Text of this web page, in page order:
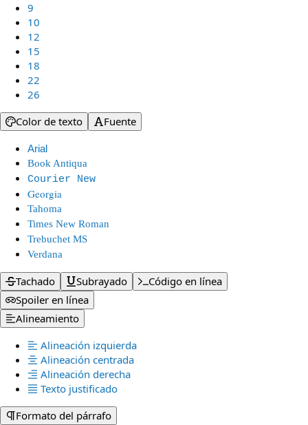
9
10
12
15
18
22
26
Color de texto
Fuente
Arial
Book Antiqua
Courier New
Georgia
Tahoma
Times New Roman
Trebuchet MS
Verdana
Tachado Subrayado
Código en línea
Spoiler en línea
Alineamiento
Alineación izquierda
Alineación centrada
Alineación derecha
Texto justificado
Formato del párrafo